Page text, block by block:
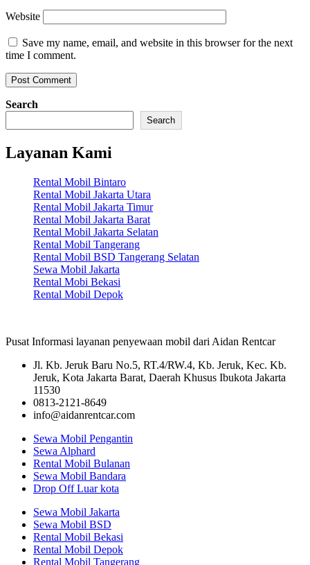
Website
Save my name, email, and website in this browser for the next
time I comment.
Search
Search
Layanan Kami
Rental Mobil Bintaro
Rental Mobil Jakarta Utara
Rental Mobil Jakarta Timur
Rental Mobil Jakarta Barat
Rental Mobil Jakarta Selatan
Rental Mobil Tangerang
Rental Mobil BSD Tangerang Selatan
Sewa Mobil Jakarta
Rental Mobi Bekasi
Rental Mobil Depok
Pusat Informasi layanan penyewaan mobil dari Aidan Rentcar
Jl. Kb. Jeruk Baru No.5, RT.4/RW.4, Kb. Jeruk, Kec. Kb.
Jeruk, Kota Jakarta Barat, Daerah Khusus Ibukota Jakarta
11530
0813-2121-8649
info@aidanrentcar.com
Sewa Mobil Pengantin
Sewa Alphard
Rental Mobil Bulanan
Sewa Mobil Bandara
Drop Off Luar kota
Sewa Mobil Jakarta
Sewa Mobil BSD
Rental Mobil Bekasi
Rental Mobil Depok
Rental Mobil Tangerang